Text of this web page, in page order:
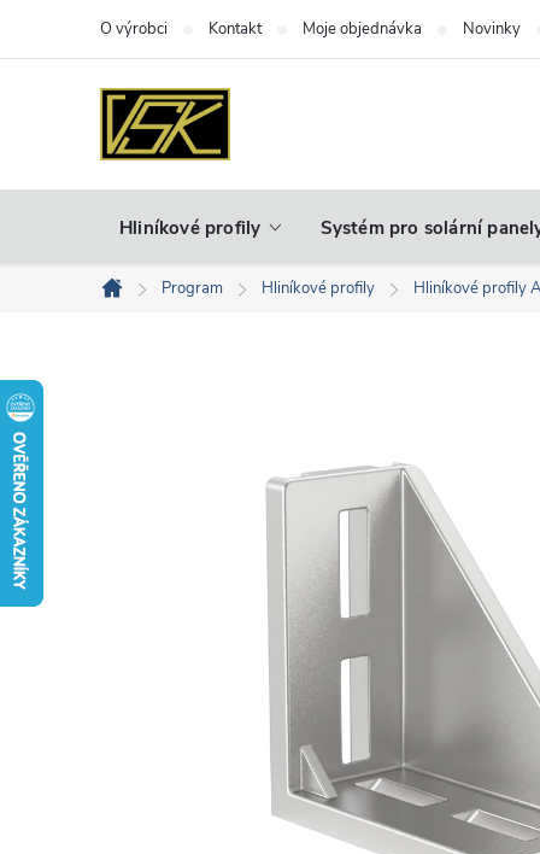
O výrobci Kontakt Moje objednávka Novinky
Hliníkové profily Systém pro solární
Domů
Program Hliníkové profily Hliníkové profily